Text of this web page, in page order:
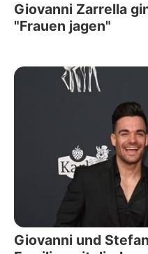
Giovanni Zarrella
"Frauen jagen"
Giovanni und